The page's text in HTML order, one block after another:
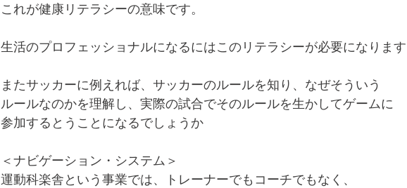
これが健康リテラシーの意味です。
生活のプロフェッショナルになるにはこのリテラシーが必要になります
またサッカーに例えれば、サッカーのルールを知り、なぜそういう
ルールなのかを理解し、実際の試合でそのルールを生かしてゲームに
参加するとうことになるでしょうか
＜ナビゲーション・システム＞
運動科楽舎という事業では、トレーナーでもコーチでもなく、